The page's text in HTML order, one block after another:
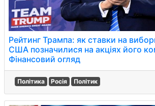
Рейтинг Трампа: як ставки на
США позначилися на акціях його
Фінансовий огляд
Політика Росія Політик